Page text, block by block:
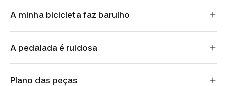
A minha bicicleta faz barulho
A pedalada é ruidosa
Plano das peças